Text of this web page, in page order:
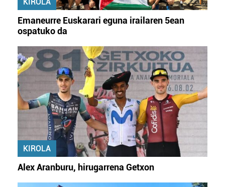
Emaneurre Euskarari eguna irailaren 5ean
ospatuko da
KIROLA
Alex Aranburu, hirugarrena Getxon